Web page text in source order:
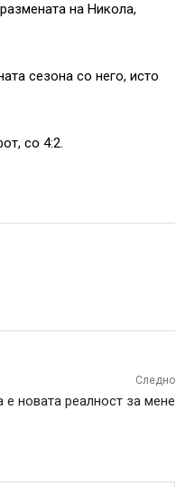
на Никола,
сезона со него, исто
со 4:2.
Следно
е новата реалност за мене